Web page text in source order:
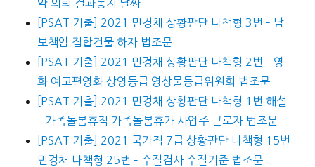
약 의뢰 결과통지 날짜
[PSAT 기출] 2021 민경채 상황판단 나책형 3번 – 담
보책임 집합건물 하자 법조문
[PSAT 기출] 2021 민경채 상황판단 나책형 2번 – 영
화 예고편영화 상영등급 영상물등급위원회 법조문
[PSAT 기출] 2021 민경채 상황판단 나책형 1번 해설
– 가족돌봄휴직 가족돌봄휴가 사업주 근로자 법조문
[PSAT 기출] 2021 국가직 7급 상황판단 나책형 15번
민경채 나책형 25번 – 수질검사 수질기준 법조문